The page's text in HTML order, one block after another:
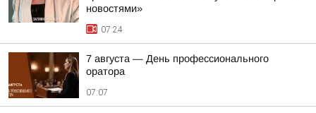
новостями»
07:24
7 августа — День профессионального
оратора
07:07